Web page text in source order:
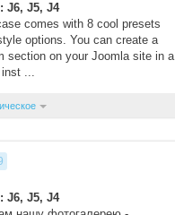
J6, J5, J4
comes with 8 cool presets
options. You can create a
section on your Joomla site in a
...
J6, J5, J4